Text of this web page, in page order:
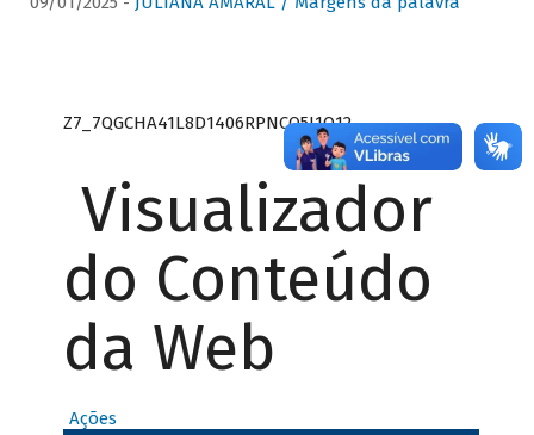
Z7_7QGCHA41L8D1406RPNCQ5J1O12
Visualizador
do Conteúdo
da Web
Ações